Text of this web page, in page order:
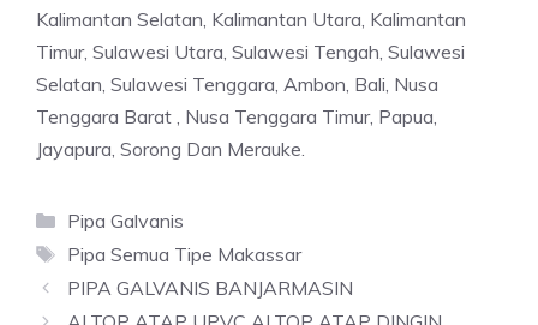
Kalimantan Selatan, Kalimantan Utara, Kalimantan
Timur, Sulawesi Utara, Sulawesi Tengah, Sulawesi
Selatan, Sulawesi Tenggara, Ambon, Bali, Nusa
Tenggara Barat , Nusa Tenggara Timur, Papua,
Jayapura, Sorong Dan Merauke.
Categories
Pipa Galvanis
Tags
Pipa Semua Tipe Makassar
PIPA GALVANIS BANJARMASIN